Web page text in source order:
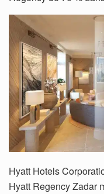
Hyatt Hotels
Hyatt Regency Zadar